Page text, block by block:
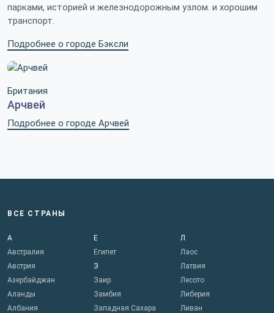
парками, историей и железнодорожным узлом. и хорошим
транспорт.
Подробнее о городе Бэксли
Британия
Арчвей
Подробнее о городе Арчвей
ВСЕ СТРАНЫ
А
Австралия
Австрия
Азербайджан
Аланды
Албания
Е
Египет
З
Заир
Замбия
Западная Сахара
Л
Лаос
Латвия
Лесото
Либерия
Ливан